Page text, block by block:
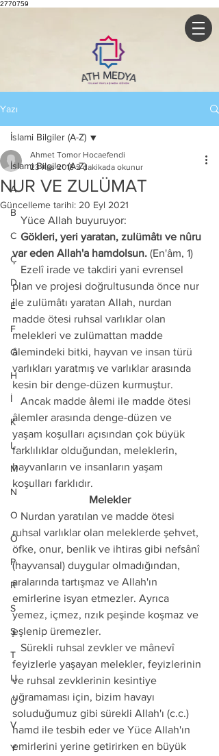
2770759
Yazı
İslami Bilgiler (A-Z)
A
B
C
Ç
D
E
F
G
H
İ
K
L
M
N
O
Ö
P
R
S
Ş
T
U
Ü
V
Y
İslami Bilgiler (A-Z)
NUR VE ZULÜMAT
Ahmet Tomor Hocaefendi
23 Kas 2018 2 dakikada okunur
Güncelleme tarihi: 20 Eyl 2021
   Yüce Allah buyuruyor:
   Gökleri, yeri yaratan, zulümâtı ve nûru
var eden Allah'a hamdolsun. (En'âm, 1)
plan ve projesi doğrultusunda önce nur
ile zulümâtı yaratan Allah, nurdan
madde ötesi ruhsal varlıklar olan
melekleri ve zulümattan madde
âlemindeki bitki, hayvan ve insan türü
varlıkları yaratmış ve varlıklar arasında
kesin bir denge-düzen kurmuştur.
âlemler arasında denge-düzen ve
yaşam koşulları açısından çok büyük
farklılıklar olduğundan, meleklerin,
hayvanların ve insanların yaşam
koşulları farklıdır.
Melekler
   Nurdan yaratılan ve madde ötesi
ruhsal varlıklar olan meleklerde şehvet,
öfke, onur, benlik ve ihtiras gibi nefsânî
(hayvansal) duygular olmadığından,
aralarında tartışmaz ve Allah'ın
emirlerine isyan etmezler. Ayrıca
yemez, içmez, rızık peşinde koşmaz ve
eşlenip üremezler.
feyizlerle yaşayan melekler, feyizlerinin
ve ruhsal zevklerinin kesintiye
uğramaması için, bizim havayı
soluduğumuz gibi sürekli Allah'ı (c.c.)
hamd ile tesbih eder ve Yüce Allah'ın
emirlerini yerine getirirken en büyük